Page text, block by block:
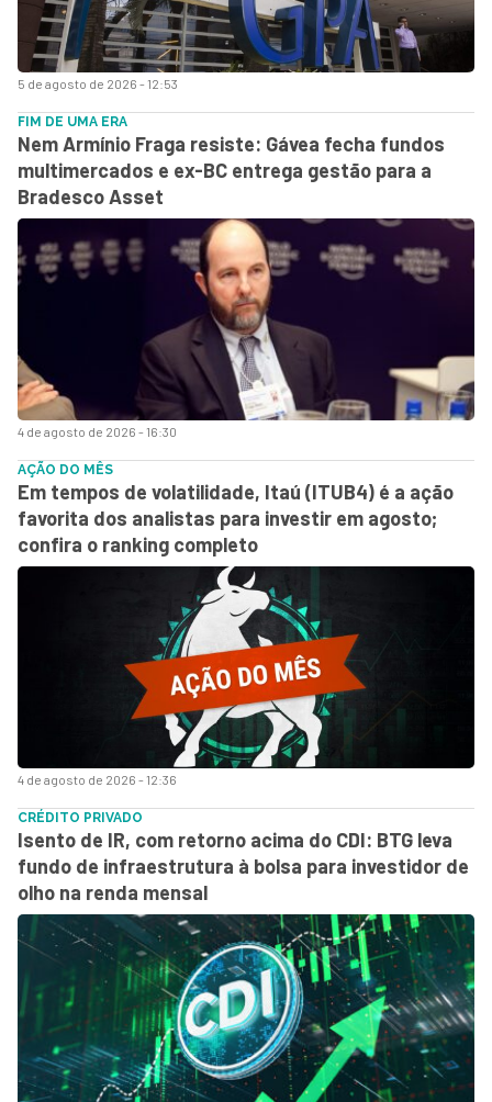
5 de agosto de 2026 - 12:53
4 de agosto de 2026 - 16:30
FIM DE UMA ERA
Nem Armínio Fraga resiste: Gávea fecha fundos
multimercados e ex-BC entrega gestão para a
Bradesco Asset
4 de agosto de 2026 - 12:36
AÇÃO DO MÊS
Em tempos de volatilidade, Itaú (ITUB4) é a ação
favorita dos analistas para investir em agosto;
confira o ranking completo
CRÉDITO PRIVADO
Isento de IR, com retorno acima do CDI: BTG leva
fundo de infraestrutura à bolsa para investidor de
olho na renda mensal